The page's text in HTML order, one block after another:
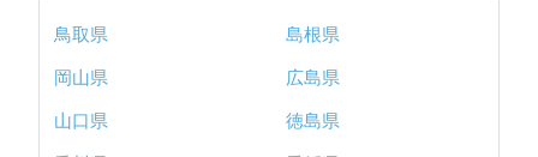
鳥取県
島根県
岡山県
広島県
山口県
徳島県